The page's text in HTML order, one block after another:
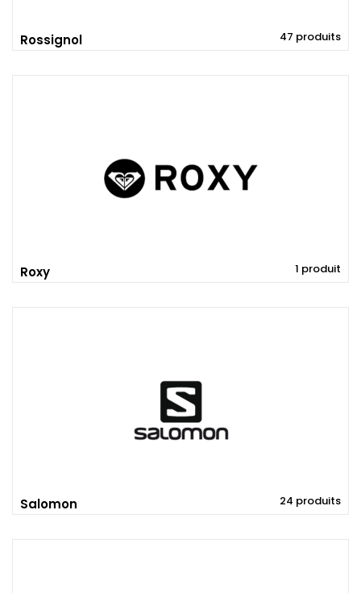
Rossignol 47 produits
Roxy 1 produit
Salomon 24 produits